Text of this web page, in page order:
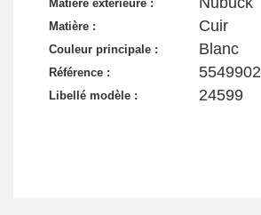
Matiere exterieure :
Matière : Cuir
Couleur principale : Blanc
Référence : 5549902
Libellé modèle : 24599